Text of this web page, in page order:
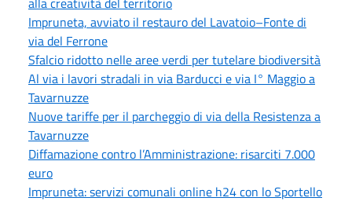
Impruneta, avviato il restauro del Lavatoio–Fonte di
via del Ferrone
Sfalcio ridotto nelle aree verdi per tutelare biodiversità
Al via i lavori stradali in via Barducci e via I° Maggio a
Tavarnuzze
Nuove tariffe per il parcheggio di via della Resistenza a
Tavarnuzze
Diffamazione contro l’Amministrazione: risarciti 7.000
euro
Impruneta: servizi comunali online h24 con lo Sportello